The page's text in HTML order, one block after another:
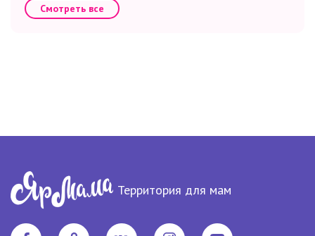
Смотреть все
Территория для мам